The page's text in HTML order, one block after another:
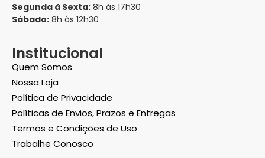
Segunda à Sexta: 8h às 17h30
Sábado: 8h às 12h30
Institucional
Quem Somos
Nossa Loja
Política de Privacidade
Políticas de Envios, Prazos e Entregas
Termos e Condições de Uso
Trabalhe Conosco